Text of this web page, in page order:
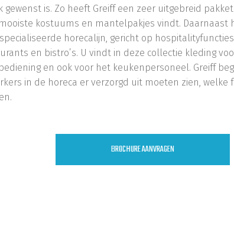
gewenst is. Zo heeft Greiff een zeer uitgebreid pakket
kostuums en mantelpakjes vindt. Daarnaast
horecalijn, gericht op
en bistro’s. U vindt in deze collectie kleding
en ook voor het keukenpersoneel. Greiff
in de horeca er verzorgd uit moeten zien, welke
BROCHURE AANVRAGEN